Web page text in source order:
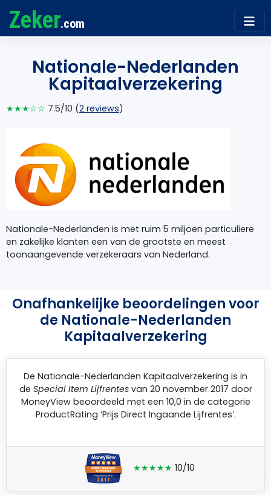
Zeker.com
Nationale-Nederlanden
Kapitaalverzekering
★★★☆☆ 7.5/10 (2 reviews)
Nationale-Nederlanden is met ruim 5 miljoen particuliere
en zakelijke klanten een van de grootste en meest
toonaangevende verzekeraars van Nederland.
Onafhankelijke beoordelingen voor
de Nationale-Nederlanden
Kapitaalverzekering
De Nationale-Nederlanden Kapitaalverzekering is in
de Special Item Lijfrentesvan 20 november 2017 door
MoneyViewbeoordeeld met een 10,0 in de categorie
ProductRating ‘Prijs Direct Ingaande Lijfrentes’.
★★★★★ 10/10